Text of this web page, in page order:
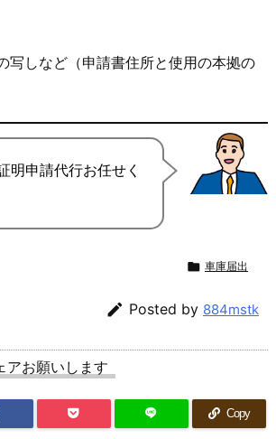
写しなど（申請書住所と使用の本拠の
明申請代行お任せく
 車庫届出
 Posted by 884mstk
アお願いします
Copy